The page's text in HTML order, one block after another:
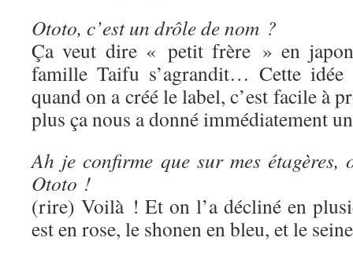
Ototo, c’est un drôle de nom ?
Ça veut dire « petit frère » en
famille Taifu s’agrandit… Cette idée
quand on a créé le label, c’est facile à
plus ça nous a donné immédiatement
Ah je confirme que sur mes
Ototo !
(rire) Voilà ! Et on l’a décliné en
est en rose, le shonen en bleu, et le